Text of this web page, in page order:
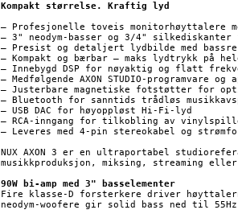
Kompakt størrelse. Kraftig lyd
– Profesjonelle toveis monitorhøyttalere
– 3" neodym-basser og 3/4"
– Presist og detaljert lydbilde med
– Kompakt og bærbar – maks lydtrykk på
– Innebygd DSP for nøyaktig og flatt
– Medfølgende AXON STUDIO-programvare
– Justerbare magnetiske fotstøtter for
– Bluetooth for sanntids trådløs
– USB DAC for høyoppløst Hi-Fi-lyd
– RCA-inngang for tilkobling av
– Leveres med 4-pin stereokabel og
NUX AXON 3 er en ultraportabel
musikkproduksjon, miksing, streaming
90W bi-amp med 3" basselementer
Fire klasse-D forsterkere driver
neodym-woofere gir solid bass ned til